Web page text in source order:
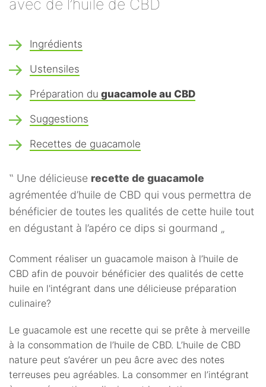
avec de l’huile de CBD
Ingrédients
Ustensiles
Préparation du guacamole au CBD
Suggestions
Recettes de guacamole
‟ Une délicieuse recette de guacamole
agrémentée d’huile de CBD qui vous permettra de
bénéficier de toutes les qualités de cette huile tout
en dégustant à l’apéro ce dips si gourmand „
Comment réaliser un guacamole maison à l’huile de
CBD afin de pouvoir bénéficier des qualités de cette
huile en l'intégrant dans une délicieuse préparation
culinaire?
Le guacamole est une recette qui se prête à merveille
à la consommation de l’huile de CBD. L’huile de CBD
nature peut s’avérer un peu âcre avec des notes
terreuses peu agréables. La consommer en l’intégrant